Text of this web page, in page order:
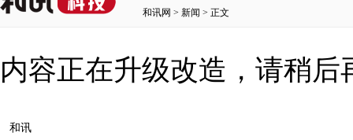
和讯网 > 新闻 > 正文
内容正在升级改造，请稍后
和讯